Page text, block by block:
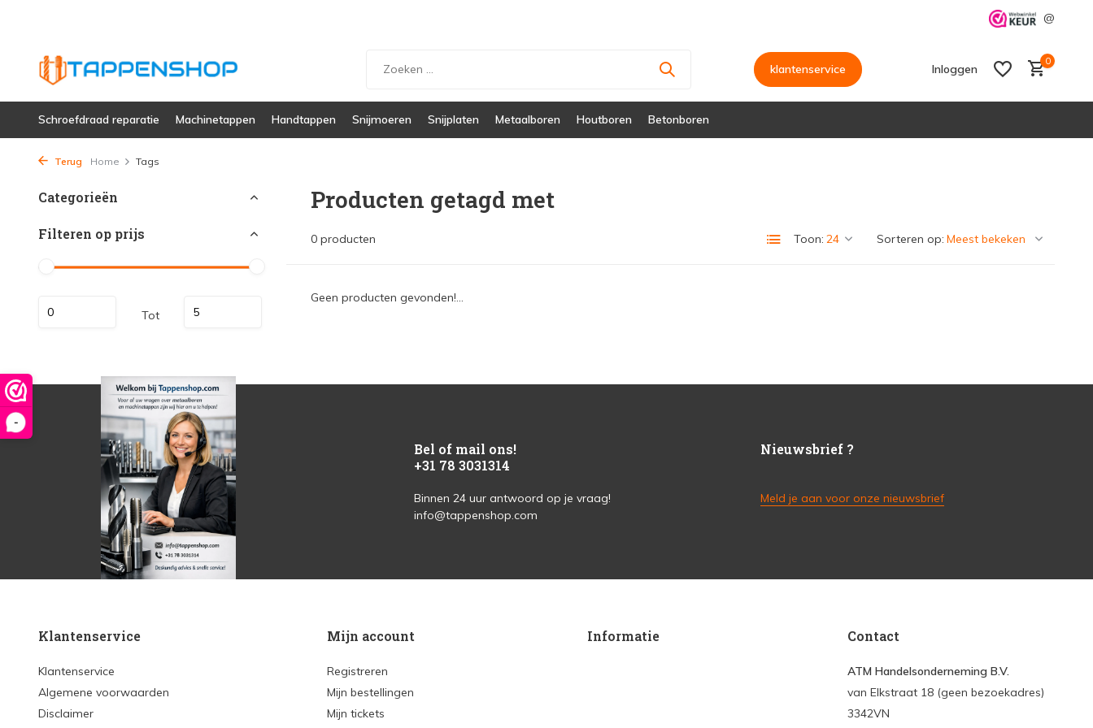
-
@
klantenservice Inloggen
0
Schroefdraad reparatie Machinetappen Handtappen Snijmoeren Snijplaten Metaalboren Houtboren Betonboren
Terug Home Tags
Categorieën
Filteren op prijs
Tot
Producten getagd met
0 producten Toon: Sorteren op:
Geen producten gevonden!...
Bel of mail ons!
+31 78 3031314
Binnen 24 uur antwoord op je vraag!
info@tappenshop.com
Nieuwsbrief ?
Meld je aan voor onze nieuwsbrief
Klantenservice
Klantenservice
Algemene voorwaarden
Disclaimer
Mijn account
Registreren
Mijn bestellingen
Mijn tickets
Informatie Contact
ATM Handelsonderneming B.V.
van Elkstraat 18 (geen bezoekadres)
3342VN